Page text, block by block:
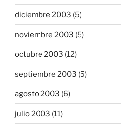
diciembre 2003 (5)
noviembre 2003 (5)
octubre 2003 (12)
septiembre 2003 (5)
agosto 2003 (6)
julio 2003 (11)